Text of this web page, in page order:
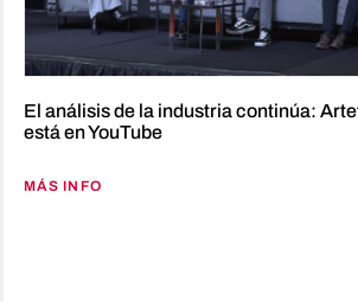
El análisis de la industria continúa:
está en YouTube
MÁS INFO